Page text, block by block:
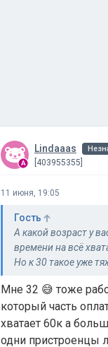
Lindaaas
[403955355]
11 июня, 19:05
Гость
А какой возраст у
времени на всё
Но к 30 такое уже
Мне 32 😅 тоже
который часть
хватает 60к а
одни пристроенцы